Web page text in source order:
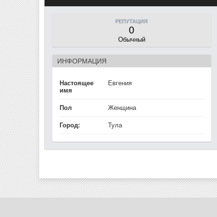
РЕПУТАЦИЯ
0
Обычный
ИНФОРМАЦИЯ
Настоящее
имя
Евгения
Пол Женщина
Город: Тула